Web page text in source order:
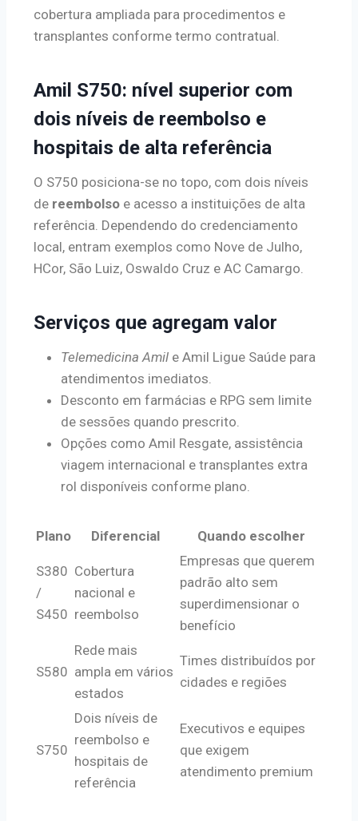
cobertura ampliada para procedimentos e
transplantes conforme termo contratual.
Amil S750: nível superior com
dois níveis de reembolso e
hospitais de alta referência
O S750 posiciona-se no topo, com dois níveis
de reembolso e acesso a instituições de alta
referência. Dependendo do credenciamento
local, entram exemplos como Nove de Julho,
HCor, São Luiz, Oswaldo Cruz e AC Camargo.
Serviços que agregam valor
Telemedicina Amil e Amil Ligue Saúde para
atendimentos imediatos.
Desconto em farmácias e RPG sem limite
de sessões quando prescrito.
Opções como Amil Resgate, assistência
viagem internacional e transplantes extra
rol disponíveis conforme plano.
Plano Diferencial Quando escolher
S380
/
S450
Cobertura
nacional e
reembolso
Empresas que querem
padrão alto sem
superdimensionar o
benefício
S580
Rede mais
ampla em vários
estados
Times distribuídos por
cidades e regiões
S750
Dois níveis de
reembolso e
hospitais de
referência
Executivos e equipes
que exigem
atendimento premium